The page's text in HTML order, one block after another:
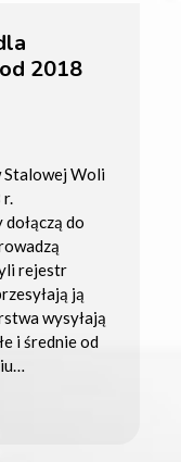
2018
Stalowej Woli
do
rejestr
ją
wysyłają
i średnie od